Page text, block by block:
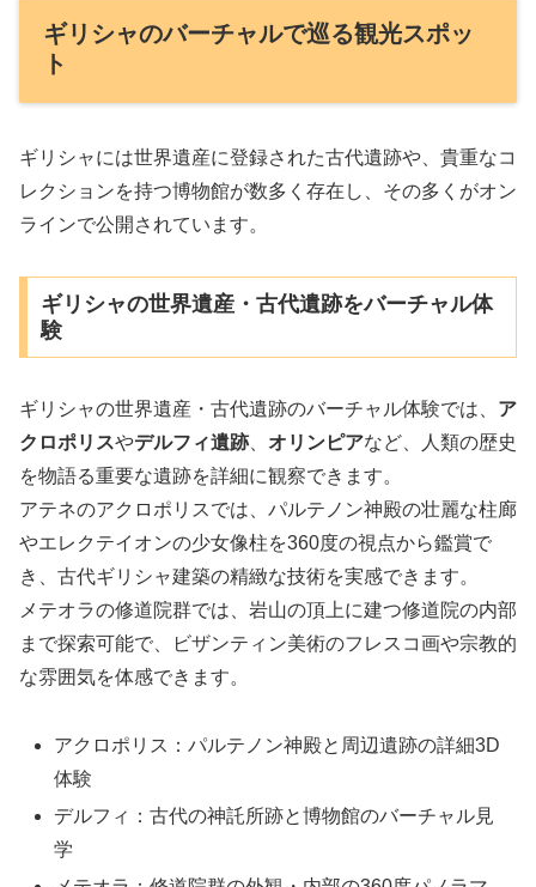
ギリシャのバーチャルで巡る観光スポッ
ト
ギリシャには世界遺産に登録された古代遺跡や、貴重なコ
レクションを持つ博物館が数多く存在し、その多くがオン
ラインで公開されています。
ギリシャの世界遺産・古代遺跡をバーチャル体
験
ギリシャの世界遺産・古代遺跡のバーチャル体験では、 ア
クロポリスやデルフィ遺跡、 オリンピアなど、人類の歴史
を物語る重要な遺跡を詳細に観察できます。
アテネのアクロポリスでは、パルテノン神殿の壮麗な柱廊
やエレクテイオンの少女像柱を360度の視点から鑑賞で
き、古代ギリシャ建築の精緻な技術を実感できます。
メテオラの修道院群では、岩山の頂上に建つ修道院の内部
まで探索可能で、ビザンティン美術のフレスコ画や宗教的
な雰囲気を体感できます。
アクロポリス：パルテノン神殿と周辺遺跡の詳細3D
体験
デルフィ：古代の神託所跡と博物館のバーチャル見
学